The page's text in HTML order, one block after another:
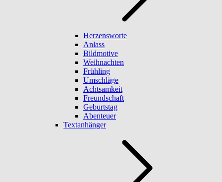
Herzensworte
Anlass
Bildmotive
Weihnachten
Frühling
Umschläge
Achtsamkeit
Freundschaft
Geburtstag
Abenteuer
Textanhänger